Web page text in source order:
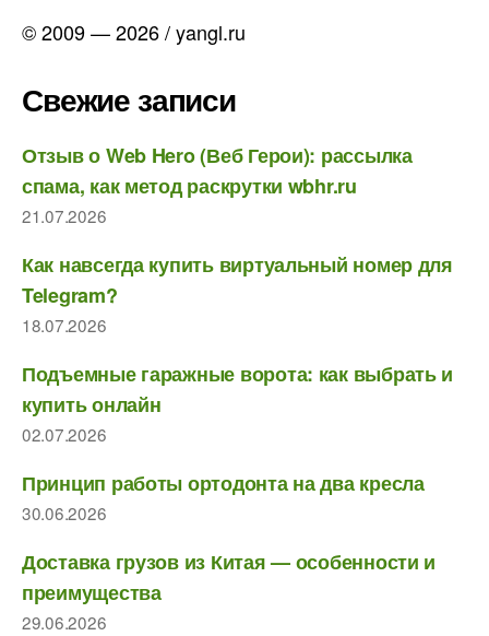
© 2009 — 2026 / yangl.ru
Свежие записи
Отзыв о Web Hero (Веб Герои): рассылка
спама, как метод раскрутки wbhr.ru
21.07.2026
Как навсегда купить виртуальный номер для
Telegram?
18.07.2026
Подъемные гаражные ворота: как выбрать и
купить онлайн
02.07.2026
Принцип работы ортодонта на два кресла
30.06.2026
Доставка грузов из Китая — особенности и
преимущества
29.06.2026